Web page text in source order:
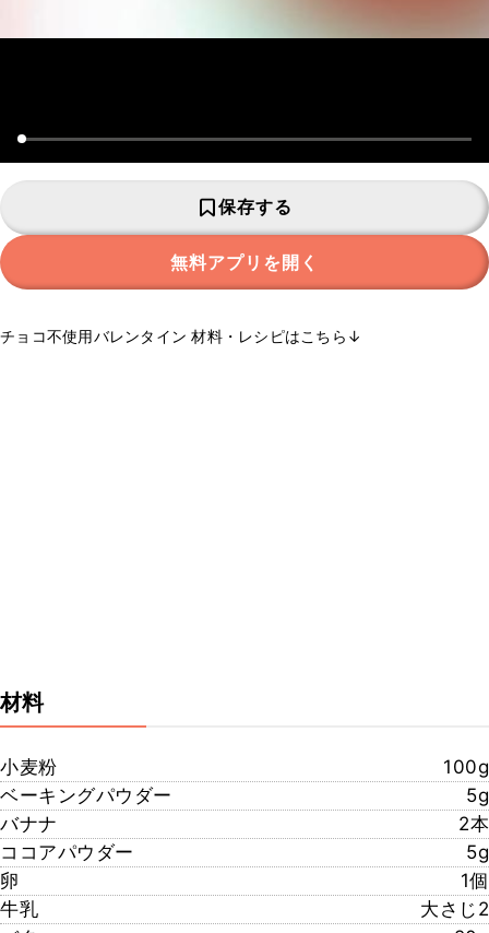
保存する
無料アプリを開く
チョコ不使用バレンタイン 材料・レシピはこちら↓
材料
小麦粉
100g
ベーキングパウダー
5g
バナナ
2本
ココアパウダー
5g
卵
1個
牛乳
大さじ2